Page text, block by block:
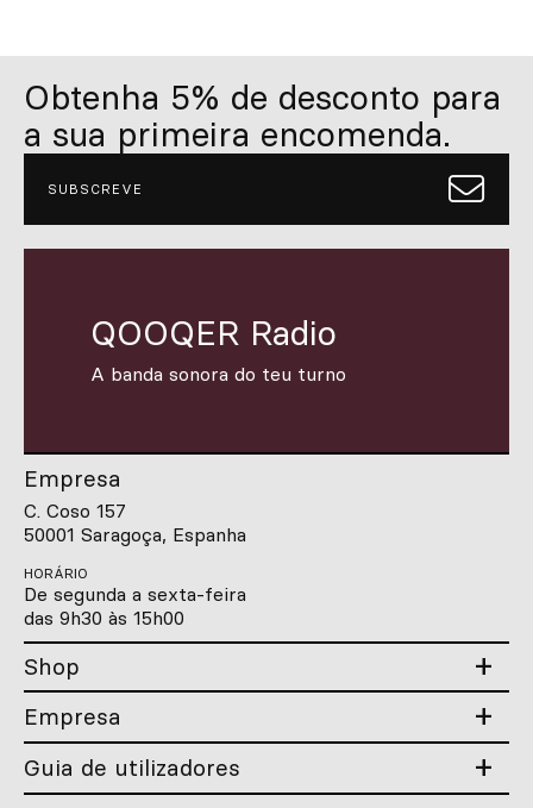
Obtenha 5% de desconto para
a sua primeira encomenda.
SUBSCREVE
QOOQER Radio
A banda sonora do teu turno
Empresa
C. Coso 157
50001 Saragoça, Espanha
HORÁRIO
De segunda a sexta-feira
das 9h30 às 15h00
Shop
Empresa
Guia de utilizadores